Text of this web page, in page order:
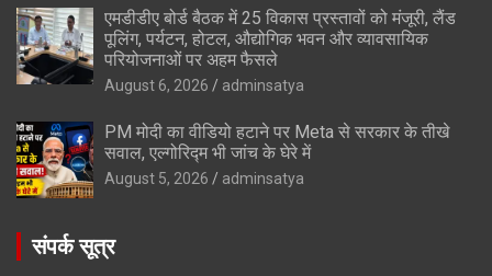
एमडीडीए बोर्ड बैठक में 25 विकास प्रस्तावों को मंजूरी, लैंड
पूलिंग, पर्यटन, होटल, औद्योगिक भवन और व्यावसायिक
परियोजनाओं पर अहम फैसले
August 6, 2026 adminsatya
PM मोदी का वीडियो हटाने पर Meta से सरकार के तीखे
सवाल, एल्गोरिद्म भी जांच के घेरे में
August 5, 2026 adminsatya
संपर्क सूत्र